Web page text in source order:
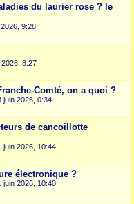
du laurier rose ? le
9:28
8:27
Comté, on a quoi ?
juin 2026, 0:34
de cancoillotte
juin 2026, 10:44
électronique ?
juin 2026, 10:40